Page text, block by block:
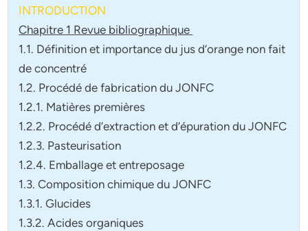
INTRODUCTION
Chapitre 1 Revue bibliographique
1.1. Définition et importance du jus d’orange non fait
de concentré
1.2. Procédé de fabrication du JONFC
1.2.1. Matières premières
1.2.2. Procédé d’extraction et d’épuration du JONFC
1.2.3. Pasteurisation
1.2.4. Emballage et entreposage
1.3. Composition chimique du JONFC
1.3.1. Glucides
1.3.2. Acides organiques